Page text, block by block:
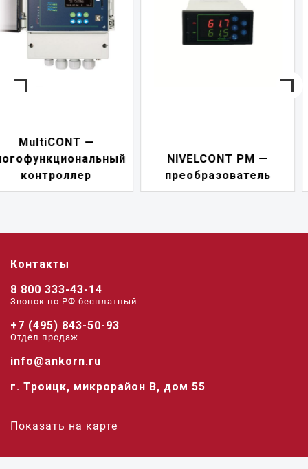
NIVELCONT PM —
преобразователь
переключатель
Контакты
8 800 333-43-14
Звонок по РФ беcплатный
+7 (495) 843-50-93
Отдел продаж
info@ankorn.ru
г. Троицк, микрорайон В, дом 55
Показать на карте